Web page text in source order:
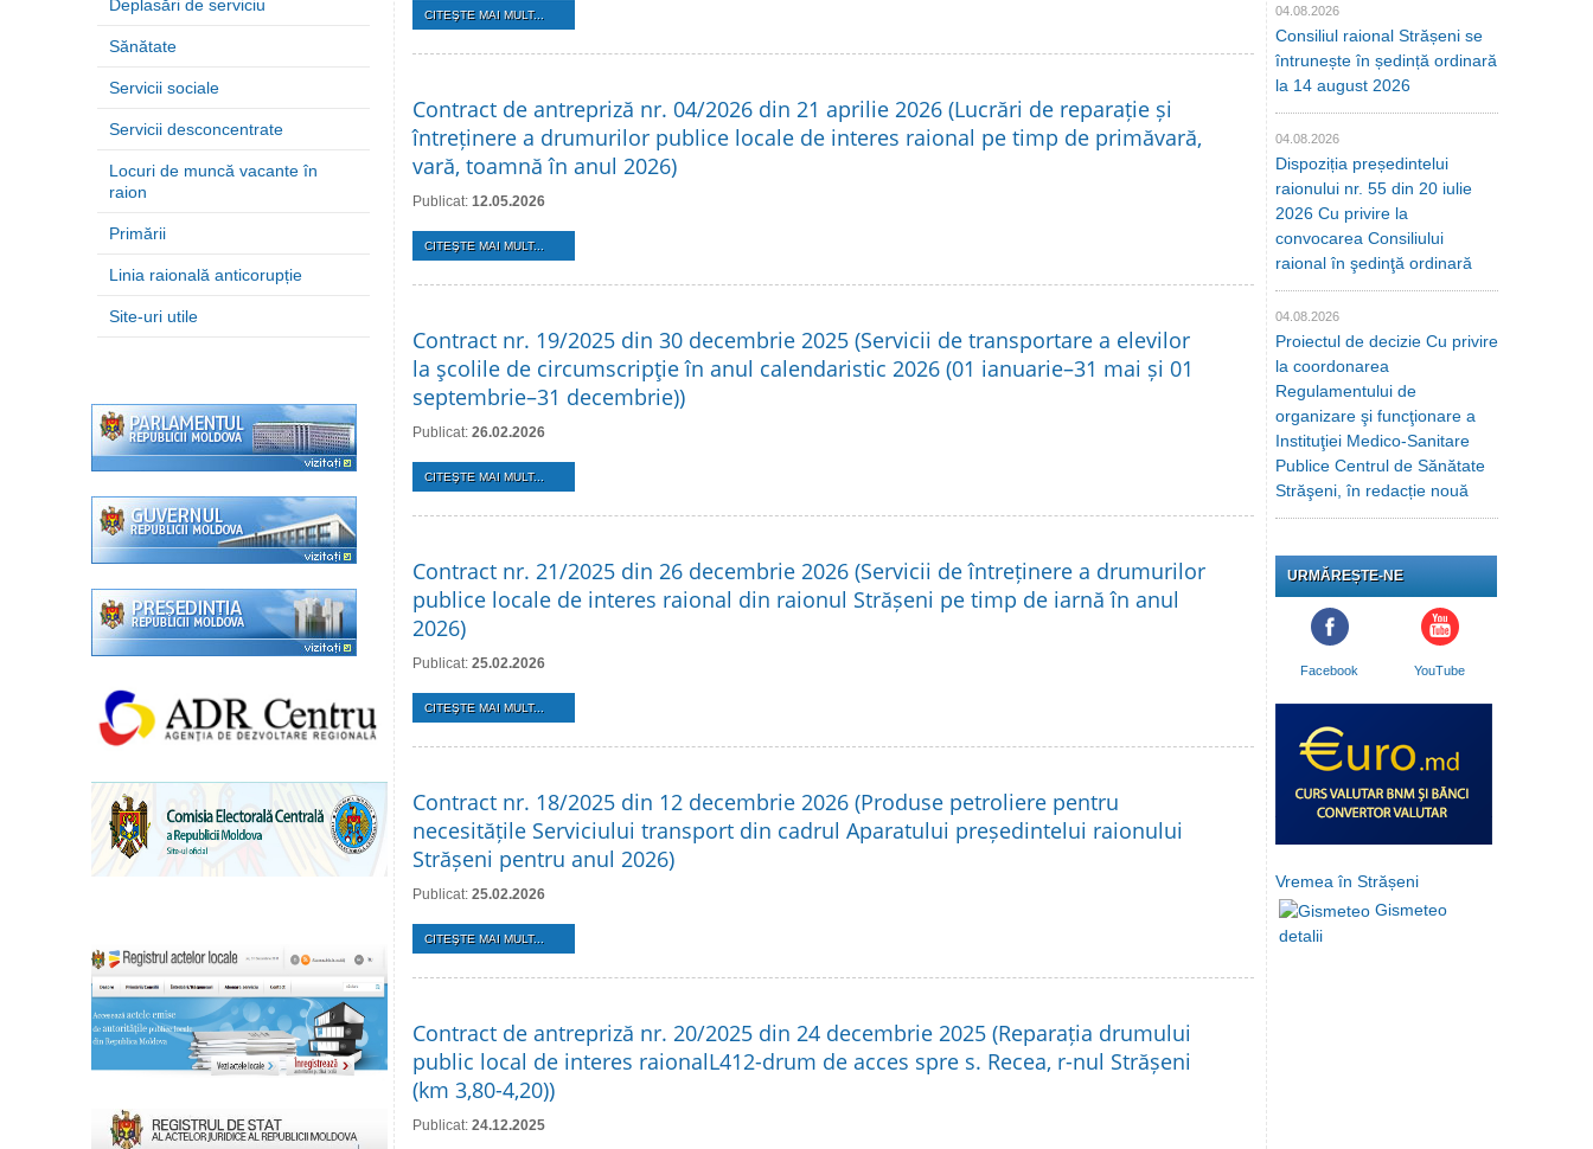
Deplasări de serviciu
Sănătate
Servicii sociale
Servicii desconcentrate
Locuri de muncă vacante în
raion
Primării
Linia raională anticorupție
Site-uri utile
CITEŞTE MAI MULT...
Contract de antrepriză nr. 04/2026 din 21 aprilie 2026 (Lucrări de reparație și
întreținere a drumurilor publice locale de interes raional pe timp de primăvară,
vară, toamnă în anul 2026)
Publicat: 12.05.2026
CITEŞTE MAI MULT...
Contract nr. 19/2025 din 30 decembrie 2025 (Servicii de transportare a elevilor
la şcolile de circumscripţie în anul calendaristic 2026 (01 ianuarie–31 mai și 01
septembrie–31 decembrie))
Publicat: 26.02.2026
CITEŞTE MAI MULT...
Contract nr. 21/2025 din 26 decembrie 2026 (Servicii de întreținere a drumurilor
publice locale de interes raional din raionul Strășeni pe timp de iarnă în anul
2026)
Publicat: 25.02.2026
CITEŞTE MAI MULT...
Contract nr. 18/2025 din 12 decembrie 2026 (Produse petroliere pentru
necesitățile Serviciului transport din cadrul Aparatului președintelui raionului
Strășeni pentru anul 2026)
Publicat: 25.02.2026
CITEŞTE MAI MULT...
Contract de antrepriză nr. 20/2025 din 24 decembrie 2025 (Reparația drumului
public local de interes raionalL412-drum de acces spre s. Recea, r-nul Strășeni
(km 3,80-4,20))
Publicat: 24.12.2025
04.08.2026
Consiliul raional Strășeni se
întrunește în ședință ordinară
la 14 august 2026
04.08.2026
Dispoziția președintelui
raionului nr. 55 din 20 iulie
2026 Cu privire la
convocarea Consiliului
raional în şedinţă ordinară
04.08.2026
Proiectul de decizie Cu privire
la coordonarea
Regulamentului de
organizare şi funcţionare a
Instituţiei Medico-Sanitare
Publice Centrul de Sănătate
Străşeni, în redacție nouă
URMĂREȘTE-NE
Facebook YouTube
Vremea în Strășeni
Gismeteo
detalii